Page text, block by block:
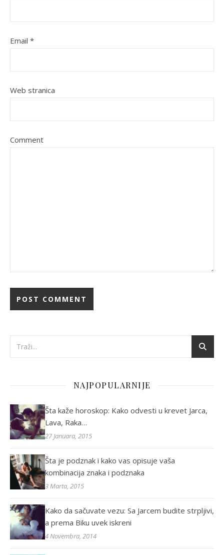
Email *
Web stranica
Comment
NAJPOPULARNIJE
Šta kaže horoskop: Kako odvesti u krevet Jarca,
Lava, Raka…
27 Januara, 2015
Šta je podznak i kako vas opisuje vaša
kombinacija znaka i podznaka
3 Marta, 2015
Kako da sačuvate vezu: Sa Jarcem budite strpljivi,
a prema Biku uvek iskreni
4 Novembra, 2014